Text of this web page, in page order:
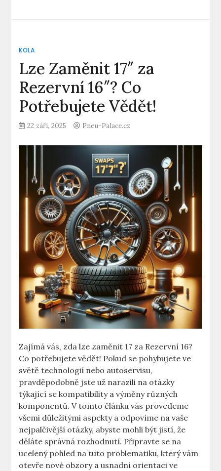
KOLA
Lze Zaměnit 17″ za
Rezervní 16″? Co
Potřebujete Vědět!
22 září, 2025 Pneu-Palace.cz
Zajímá vás, zda lze zaměnit 17 za⁣ Rezervní 16?
Co potřebujete vědět! Pokud se ‍pohybujete ve
světě technologií nebo autoservisu,
⁤pravděpodobně jste už‌ narazili na​ otázky
týkající se‍ kompatibility a výměny různých
komponentů. V tomto článku vás provedeme
‍všemi ⁣důležitými ‍aspekty a ⁣odpovíme‍ na vaše
nejpalčivější ​otázky, abyste mohli být jistí,‌ že
děláte správná rozhodnutí. Připravte se na​
ucelený pohled na tuto problematiku, který vám
otevře nové obzory a ‍usnadní‌ orientaci ⁤ve ​